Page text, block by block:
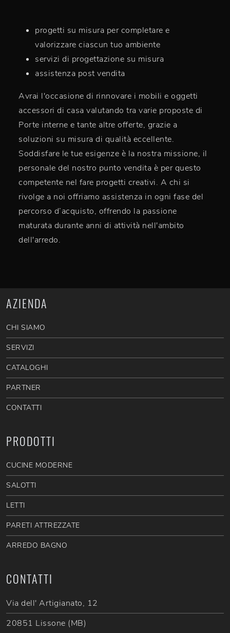
progetti su misura per completare e
valorizzare ciascun tuo ambiente
servizi di progettazione su misura
assistenza post vendita
Avrai l'occasione di rinnovare i mobili e oggetti
accessori di casa valutando tra varie proposte di
Porte interne e tante altre offerte, grazie a
soluzioni su misura di qualità eccellente.
Soddisfare le tue esigenze è la nostra missione, il
personale del nostro punto vendita è per questo
competente nel fare progetti creativi. A chi si
rivolge a noi offriamo assistenza in ogni fase del
percorso d’acquisto, offrendo la passione
maturata durante anni di attività nell'ambito
dell'arredo.
AZIENDA
CHI SIAMO
SERVIZI
CATALOGHI
PARTNER
CONTATTI
PRODOTTI
CUCINE MODERNE
SALOTTI
LETTI
PARETI ATTREZZATE
ARREDO BAGNO
CONTATTI
Via dell' Artigianato, 12
20851 Lissone (MB)